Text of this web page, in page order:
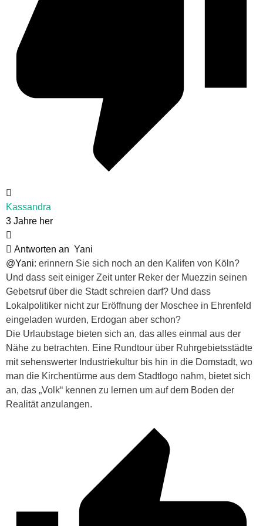
Kassandra
3 Jahre her
Antworten an Yani
@Yani: erinnern Sie sich noch an den Kalifen von Köln?
Und dass seit einiger Zeit unter Reker der Muezzin seinen
Gebetsruf über die Stadt schreien darf? Und dass
Lokalpolitiker nicht zur Eröffnung der Moschee in Ehrenfeld
eingeladen wurden, Erdogan aber schon?
Die Urlaubstage bieten sich an, das alles einmal aus der
Nähe zu betrachten. Eine Rundtour über Ruhrgebietsstädte
mit sehenswerter Industriekultur bis hin in die Domstadt, wo
man die Kirchentürme aus dem Stadtlogo nahm, bietet sich
an, das „Volk“ kennen zu lernen um auf dem Boden der
Realität anzulangen.